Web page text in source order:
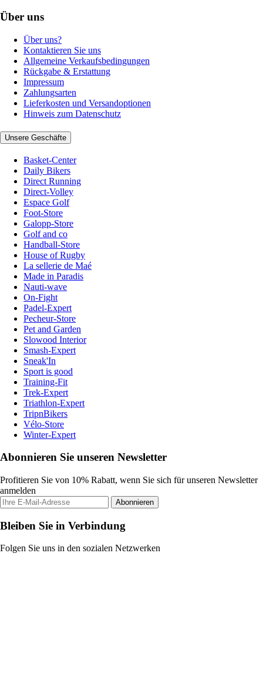
Über uns
Über uns?
Kontaktieren Sie uns
Allgemeine Verkaufsbedingungen
Rückgabe & Erstattung
Impressum
Zahlungsarten
Lieferkosten und Versandoptionen
Hinweis zum Datenschutz
Unsere Geschäfte
Basket-Center
Daily Bikers
Direct Running
Direct-Volley
Espace Golf
Foot-Store
Galopp-Store
Golf and co
Handball-Store
House of Rugby
La sellerie de Maé
Made in Paradis
Nauti-wave
On-Fight
Padel-Expert
Pecheur-Store
Pet and Garden
Slowood Interior
Smash-Expert
Sneak'In
Sport is good
Training-Fit
Trek-Expert
Triathlon-Expert
TripnBikers
Vélo-Store
Winter-Expert
Abonnieren Sie unseren Newsletter
Profitieren Sie von 10% Rabatt, wenn Sie sich für unseren Newsletter
anmelden
Abonnieren
Bleiben Sie in Verbindung
Folgen Sie uns in den sozialen Netzwerken